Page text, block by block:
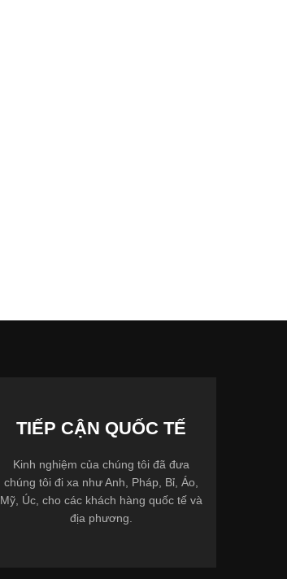
TIẾP CẬN QUỐC TẾ
Kinh nghiệm của chúng tôi đã đưa
chúng tôi đi xa như Anh, Pháp, Bỉ, Áo,
Mỹ, Úc, cho các khách hàng quốc tế và
địa phương.